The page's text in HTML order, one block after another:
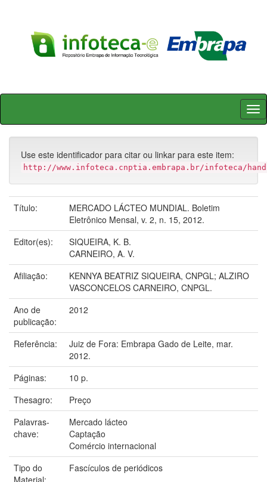
Skip
Use este identificador para citar ou linkar para este item:
http://www.infoteca.cnptia.embrapa.br/infoteca/
Título:
MERCADO LÁCTEO MUNDIAL. Boletim
Eletrônico Mensal, v. 2, n. 15, 2012.
Editor(es):
SIQUEIRA, K. B.
CARNEIRO, A. V.
Afiliação:
KENNYA BEATRIZ SIQUEIRA, CNPGL; ALZIRO
VASCONCELOS CARNEIRO, CNPGL.
Ano de
publicação:
2012
Referência:
Juiz de Fora: Embrapa Gado de Leite, mar.
2012.
Páginas:
10 p.
Thesagro:
Preço
Palavras-
chave:
Mercado lácteo
Captação
Comércio internacional
Tipo do
Material:
Fascículos de periódicos